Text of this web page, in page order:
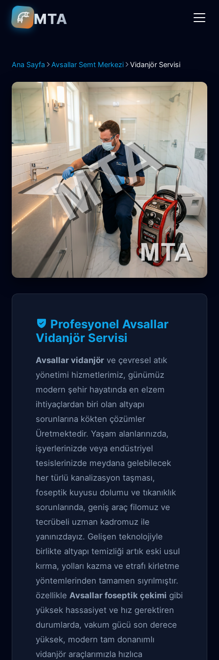
MTA
Ana Sayfa Avsallar Semt Merkezi Vidanjör Servisi
Avsallar Vidanjör
Servisi
Profesyonel Avsallar
Vidanjör Servisi
Avsallar vidanjör ve çevresel atık
yönetimi hizmetlerimiz, günümüz
modern şehir hayatında en elzem
ihtiyaçlardan biri olan altyapı
sorunlarına kökten çözümler
Üretmektedir. Yaşam alanlarınızda,
işyerlerinizde veya endüstriyel
tesislerinizde meydana gelebilecek
her türlü kanalizasyon taşması,
foseptik kuyusu dolumu ve tıkanıklık
sorunlarında, geniş araç filomuz ve
tecrübeli uzman kadromuz ile
yanınızdayız. Gelişen teknolojiyle
birlikte altyapı temizliği artık eski usul
kırma, yolları kazma ve etrafı kirletme
yöntemlerinden tamamen sıyrılmıştır.
özellikle Avsallar foseptik çekimi gibi
yüksek hassasiyet ve hız gerektiren
durumlarda, vakum gücü son derece
yüksek, modern tam donanımlı
vidanjör araçlarımızla hızlıca